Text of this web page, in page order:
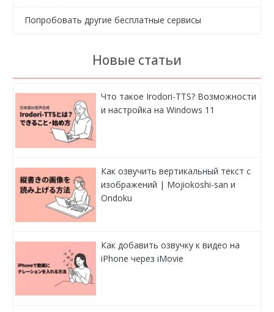
Попробовать другие бесплатные сервисы
Новые статьи
Что такое Irodori-TTS? Возможности
и настройка на Windows 11
Как озвучить вертикальный текст с
изображений | Mojiokoshi-san и
Ondoku
Как добавить озвучку к видео на
iPhone через iMovie